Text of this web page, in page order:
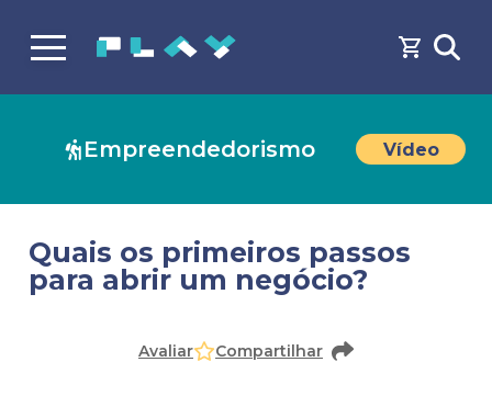
Empreendedorismo Vídeo
Quais os primeiros passos
para abrir um negócio?
cadastro para acessar o conteúdo
Avaliar Compartilhar